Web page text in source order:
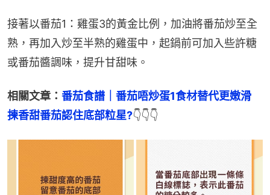
接著以番茄1：雞蛋3的黃金比例，加油將番茄炒至全
熟，再加入炒至半熟的雞蛋中，起鍋前可加入些許糖
或番茄醬調味，提升甘甜味。
相關文章： 番茄食譜｜番茄唔炒蛋1食材替代更嫩滑
揀香甜番茄認住底部粒星?👇👇👇